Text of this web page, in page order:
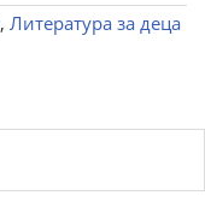
, Литература за деца